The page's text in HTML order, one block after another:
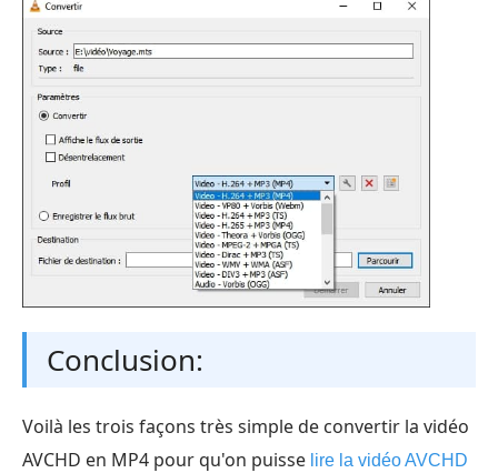
Conclusion:
Voilà les trois façons très simple de convertir la vidéo
AVCHD en MP4 pour qu'on puisse lire la vidéo AVCHD